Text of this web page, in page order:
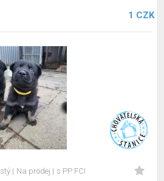
1 CZK
Na prodej s PP FCI